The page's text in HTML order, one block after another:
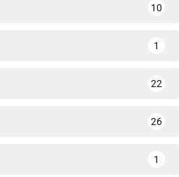
10
1
22
26
1